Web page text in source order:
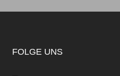
FOLGE UNS